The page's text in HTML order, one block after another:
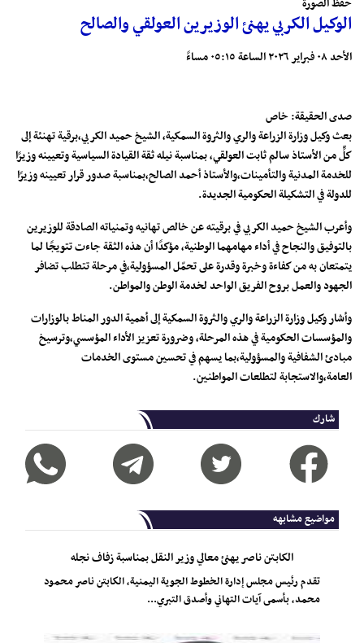
حفظ الصورة
الوكيل الكربي يهنئ الوزيرين العولقي والصالح
الأحد ٠٨ فبراير ٢٠٢٦ الساعة ٠٥:١٥ مساءً
صدى الحقيقة: خاص
بعث وكيل وزارة الزراعة والري والثروة السمكية، الشيخ حميد الكربي،برقية تهنئة إلى
كلٍّ من الأستاذ سالم ثابت العولقي، بمناسبة نيله ثقة القيادة السياسية وتعيينه وزيرًا
للخدمة المدنية والتأمينات،والأستاذ أحمد الصالح،بمناسبة صدور قرار تعيينه وزيرًا
للدولة في التشكيلة الحكومية الجديدة.
وأعرب الشيخ حميد الكربي في برقيته عن خالص تهانيه وتمنياته الصادقة للوزيرين
بالتوفيق والنجاح في أداء مهامهما الوطنية، مؤكدًا أن هذه الثقة جاءت تتويجًا لما
يتمتعان به من كفاءة وخبرة وقدرة على تحمّل المسؤولية،في مرحلة تتطلب تضافر
الجهود والعمل بروح الفريق الواحد لخدمة الوطن والمواطن.
وأشار وكيل وزارة الزراعة والري والثروة السمكية إلى أهمية الدور المناط بالوزارات
والمؤسسات الحكومية في هذه المرحلة، وضرورة تعزيز الأداء المؤسسي،وترسيخ
مبادئ الشفافية والمسؤولية،بما يسهم في تحسين مستوى الخدمات
العامة،والاستجابة لتطلعات المواطنين.
شارك
مواضيع مشابهه
الكابتن ناصر يهنئ معالي وزير النقل بمناسبة زفاف نجله
تقدم رئيس مجلس إدارة الخطوط الجوية اليمنية، الكابتن ناصر محمود
محمد، بأسمى آيات التهاني وأصدق التبري...